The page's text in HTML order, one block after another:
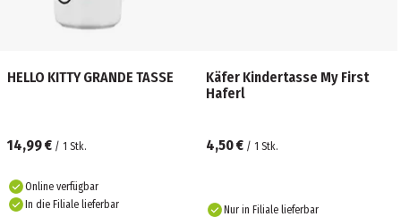
HELLO KITTY GRANDE TASSE
14,99 € / 1 Stk.
Online verfügbar
In die Filiale lieferbar
Käfer Kindertasse My First
Haferl
4,50 € / 1 Stk.
Nur in Filiale lieferbar